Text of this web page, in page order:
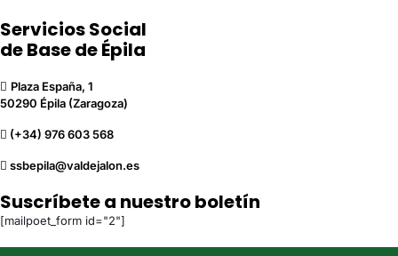
Servicios Social
de Base de Épila
Plaza España, 1
50290 Épila (Zaragoza)
(+34) 976 603 568
ssbepila@valdejalon.es
Suscríbete a nuestro boletín
[mailpoet_form id="2"]